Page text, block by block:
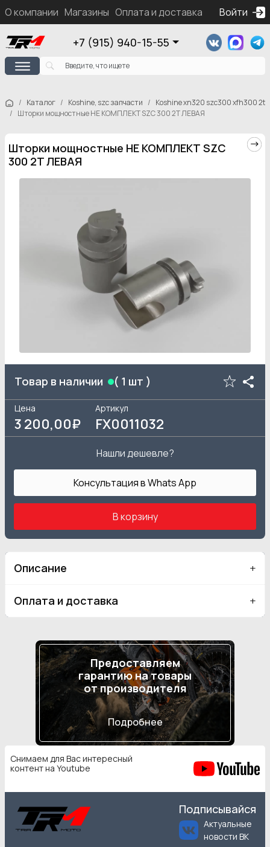
О компании Магазины Оплата и доставка Контакты
Войти
+7 (915) 940-15-55
Каталог Koshine, szc запчасти
Koshine xn320 szc300 xfh300 2t
Шторки мощностные НЕ КОМПЛЕКТ SZC 300 2T ЛЕВАЯ
Шторки мощностные НЕ КОМПЛЕКТ SZC
300 2T ЛЕВАЯ
Товар в наличии ( 1 шт )
Цена
3 200,00₽
Артикул
FX0011032
Нашли дешевле?
Консультация в Whats App
В корзину
Описание
Оплата и доставка
Предоставляем
гарантию на товары
от производителя
Подробнее
Снимаем для Вас интересный
контент на Youtube
Подписывайся
Актуальные
новости ВК